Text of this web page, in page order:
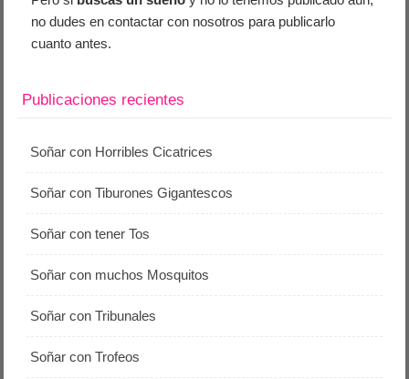
no dudes en contactar con nosotros para publicarlo
cuanto antes.
Publicaciones recientes
Soñar con Horribles Cicatrices
Soñar con Tiburones Gigantescos
Soñar con tener Tos
Soñar con muchos Mosquitos
Soñar con Tribunales
Soñar con Trofeos